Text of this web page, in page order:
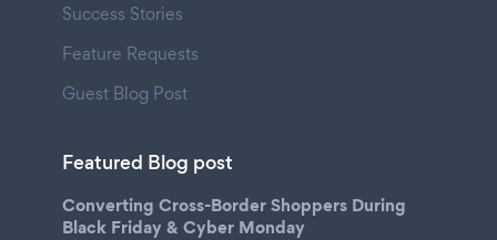
Success Stories
Feature Requests
Guest Blog Post
Featured Blog post
Converting Cross-Border Shoppers During
Black Friday & Cyber Monday